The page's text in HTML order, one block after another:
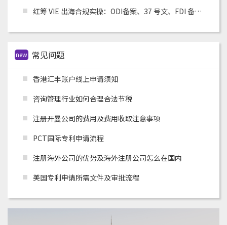
红筹 VIE 出海合规实操：ODI备案、37 号文、FDI 备案适用场景全解析
new 常见问题
香港汇丰账户线上申请须知
咨询管理行业如何合理合法节税
注册开曼公司的费用及费用收取注意事项
PCT国际专利申请流程
注册海外公司的优势及海外注册公司怎么在国内
美国专利申请所需文件及审批流程